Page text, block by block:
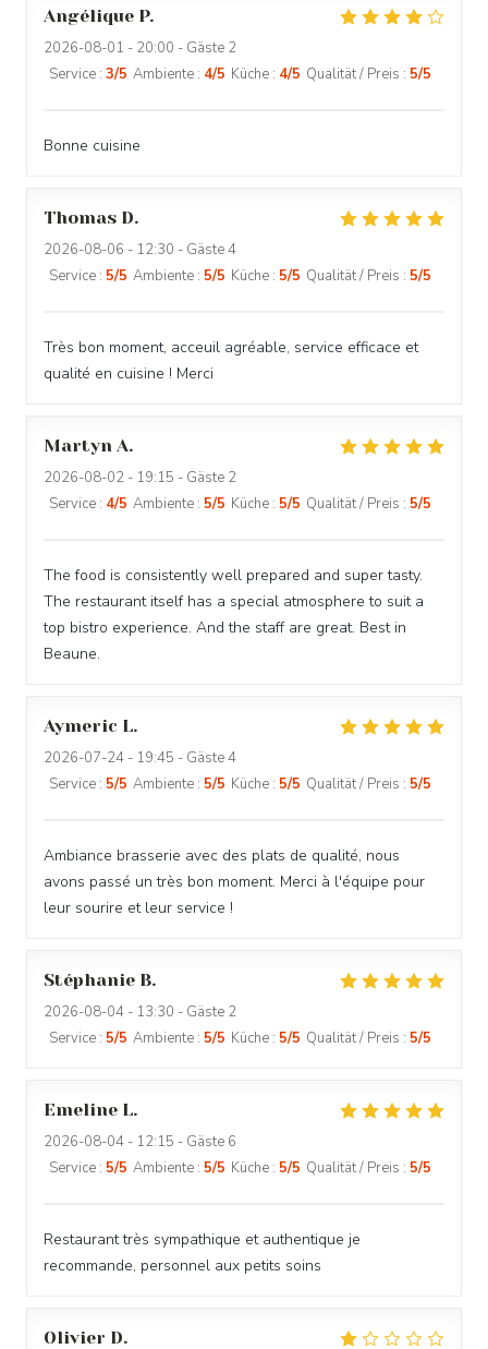
Angélique P
2026-08-01 - 20:00 - Gäste 2
Service : 3/5 Ambiente : 4/5 Küche : 4/5 Qualität / Preis : 5/5
Bonne cuisine
Thomas D
2026-08-06 - 12:30 - Gäste 4
Service : 5/5 Ambiente : 5/5 Küche : 5/5 Qualität / Preis : 5/5
Très bon moment, acceuil agréable, service efficace et
qualité en cuisine ! Merci
Martyn A
2026-08-02 - 19:15 - Gäste 2
Service : 4/5 Ambiente : 5/5 Küche : 5/5 Qualität / Preis : 5/5
The food is consistently well prepared and super tasty.
The restaurant itself has a special atmosphere to suit a
top bistro experience. And the staff are great. Best in
Beaune.
Aymeric L
2026-07-24 - 19:45 - Gäste 4
Service : 5/5 Ambiente : 5/5 Küche : 5/5 Qualität / Preis : 5/5
Ambiance brasserie avec des plats de qualité, nous
avons passé un très bon moment. Merci à l'équipe pour
leur sourire et leur service !
Stéphanie B
2026-08-04 - 13:30 - Gäste 2
Service : 5/5 Ambiente : 5/5 Küche : 5/5 Qualität / Preis : 5/5
Emeline L
2026-08-04 - 12:15 - Gäste 6
Service : 5/5 Ambiente : 5/5 Küche : 5/5 Qualität / Preis : 5/5
Restaurant très sympathique et authentique je
recommande, personnel aux petits soins
Olivier D
BISTROT ROSETTE